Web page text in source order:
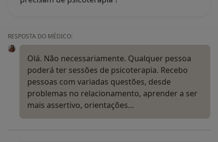
RESPOSTA DO MÉDICO:
Olá. Não necessariamente. Qualquer pessoa
poderá ter sessões de psicoterapia. Recebo
pessoas com variadas questões, desde
problemas no relacionamento, aprender a ser
mais assertivo, orientações…